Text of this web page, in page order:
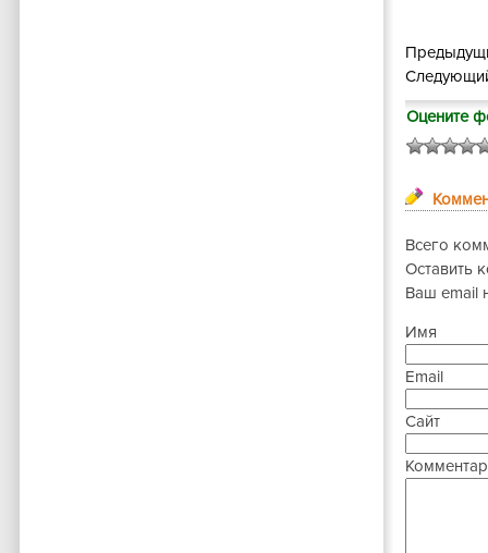
Оцените
Всего
Оставить
Ваш email
Имя
Email
Сайт